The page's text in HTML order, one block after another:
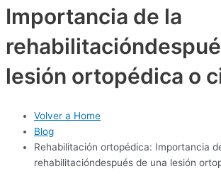
Importancia de la
lesión ortopédica o
Volver a Home
Blog
Rehabilitación ortopédica: Importancia
rehabilitacióndespués de una lesión